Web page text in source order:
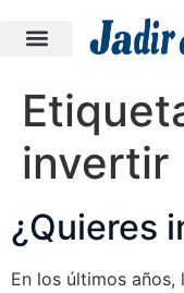
invertir
¿Quieres
En los últimos